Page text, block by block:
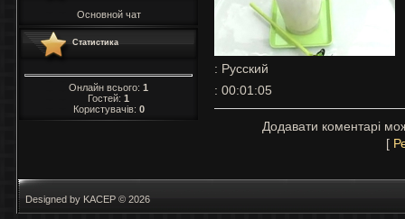
Основной чат
Статистика
Онлайн всього: 1
Гостей: 1
Користувачів: 0
: Русский
: 00:01:05
Додавати коментарі
[
Designed by KACEP © 2026